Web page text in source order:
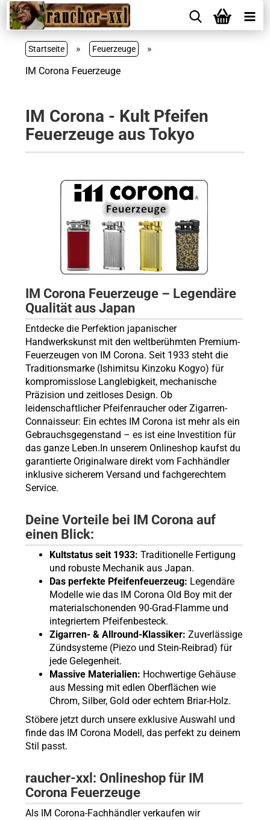
Startseite » Feuerzeuge
»
IM Corona Feuerzeuge
IM Corona - Kult Pfeifen
Feuerzeuge aus Tokyo
IM Corona Feuerzeuge – Legendäre
Qualität aus Japan
Entdecke die Perfektion japanischer
Handwerkskunst mit den weltberühmten Premium-
Feuerzeugen von IM Corona. Seit 1933 steht die
Traditionsmarke (Ishimitsu Kinzoku Kogyo) für
kompromisslose Langlebigkeit, mechanische
Präzision und zeitloses Design. Ob
leidenschaftlicher Pfeifenraucher oder Zigarren-
Connaisseur: Ein echtes IM Corona ist mehr als ein
Gebrauchsgegenstand – es ist eine Investition für
das ganze Leben.In unserem Onlineshop kaufst du
garantierte Originalware direkt vom Fachhändler
inklusive sicherem Versand und fachgerechtem
Service.
Deine Vorteile bei IM Corona auf
einen Blick:
Kultstatus seit 1933: Traditionelle Fertigung
und robuste Mechanik aus Japan.
Das perfekte Pfeifenfeuerzeug: Legendäre
Modelle wie das IM Corona Old Boy mit der
materialschonenden 90-Grad-Flamme und
integriertem Pfeifenbesteck.
Zigarren- & Allround-Klassiker: Zuverlässige
Zündsysteme (Piezo und Stein-Reibrad) für
jede Gelegenheit.
Massive Materialien: Hochwertige Gehäuse
aus Messing mit edlen Oberflächen wie
Chrom, Silber, Gold oder echtem Briar-Holz.
Stöbere jetzt durch unsere exklusive Auswahl und
finde das IM Corona Modell, das perfekt zu deinem
Stil passt.
raucher-xxl: Onlineshop für IM
Corona Feuerzeuge
Als IM Corona-Fachhändler verkaufen wir